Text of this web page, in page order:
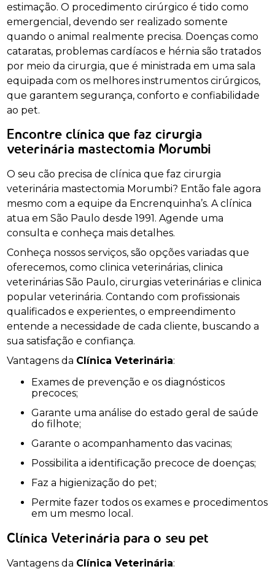
estimação. O procedimento cirúrgico é tido como
emergencial, devendo ser realizado somente
quando o animal realmente precisa. Doenças como
cataratas, problemas cardíacos e hérnia são tratados
por meio da cirurgia, que é ministrada em uma sala
equipada com os melhores instrumentos cirúrgicos,
que garantem segurança, conforto e confiabilidade
ao pet.
Encontre clínica que faz cirurgia
veterinária mastectomia Morumbi
O seu cão precisa de clínica que faz cirurgia
veterinária mastectomia Morumbi? Então fale agora
mesmo com a equipe da Encrenquinha’s. A clínica
atua em São Paulo desde 1991. Agende uma
consulta e conheça mais detalhes.
Conheça nossos serviços, são opções variadas que
oferecemos, como clinica veterinárias, clinica
veterinárias São Paulo, cirurgias veterinárias e clinica
popular veterinária. Contando com profissionais
qualificados e experientes, o empreendimento
entende a necessidade de cada cliente, buscando a
sua satisfação e confiança.
Vantagens da Clínica Veterinária:
Exames de prevenção e os diagnósticos
precoces;
Garante uma análise do estado geral de saúde
do filhote;
Garante o acompanhamento das vacinas;
Possibilita a identificação precoce de doenças;
Faz a higienização do pet;
Permite fazer todos os exames e procedimentos
em um mesmo local.
Clínica Veterinária para o seu pet
Vantagens da Clínica Veterinária: